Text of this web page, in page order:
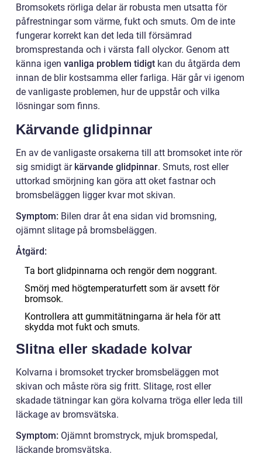
Bromsokets rörliga delar är robusta men utsatta för
påfrestningar som värme, fukt och smuts. Om de inte
fungerar korrekt kan det leda till försämrad
bromsprestanda och i värsta fall olyckor. Genom att
känna igen vanliga problem tidigt kan du åtgärda dem
innan de blir kostsamma eller farliga. Här går vi igenom
de vanligaste problemen, hur de uppstår och vilka
lösningar som finns.
Kärvande glidpinnar
En av de vanligaste orsakerna till att bromsoket inte rör
sig smidigt är kärvande glidpinnar. Smuts, rost eller
uttorkad smörjning kan göra att oket fastnar och
bromsbeläggen ligger kvar mot skivan.
Symptom: Bilen drar åt ena sidan vid bromsning,
ojämnt slitage på bromsbeläggen.
Åtgärd:
Ta bort glidpinnarna och rengör dem noggrant.
Smörj med högtemperaturfett som är avsett för
bromsok.
Kontrollera att gummitätningarna är hela för att
skydda mot fukt och smuts.
Slitna eller skadade kolvar
Kolvarna i bromsoket trycker bromsbeläggen mot
skivan och måste röra sig fritt. Slitage, rost eller
skadade tätningar kan göra kolvarna tröga eller leda till
läckage av bromsvätska.
Symptom: Ojämnt bromstryck, mjuk bromspedal,
läckande bromsvätska.